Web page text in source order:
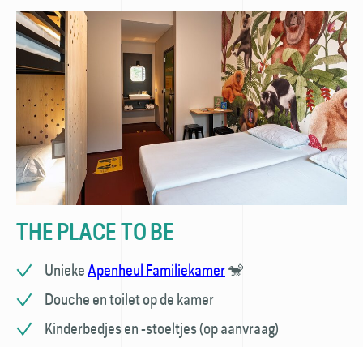
THE PLACE TO BE
UniekeApenheul Familiekamer🐒
Douche en toilet op de kamer
Kinderbedjes en -stoeltjes (op aanvraag)